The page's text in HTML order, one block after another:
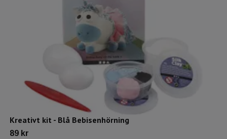
Kreativt kit - Blå Bebisenhörning
89 kr